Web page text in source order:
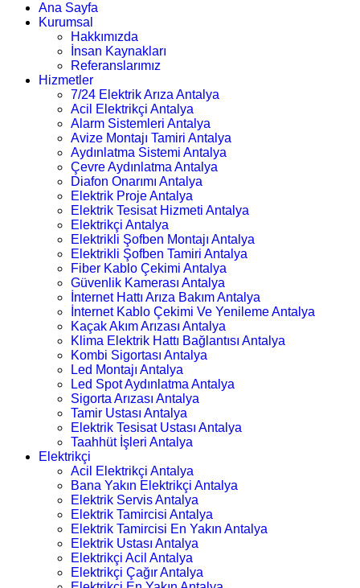
Ana Sayfa
Kurumsal
Hakkımızda
İnsan Kaynakları
Referanslarımız
Hizmetler
7/24 Elektrik Arıza Antalya
Acil Elektrikçi Antalya
Alarm Sistemleri Antalya
Avize Montajı Tamiri Antalya
Aydınlatma Sistemi Antalya
Çevre Aydınlatma Antalya
Diafon Onarımı Antalya
Elektrik Proje Antalya
Elektrik Tesisat Hizmeti Antalya
Elektrikçi Antalya
Elektrikli Şofben Montajı Antalya
Elektrikli Şofben Tamiri Antalya
Fiber Kablo Çekimi Antalya
Güvenlik Kamerası Antalya
İnternet Hattı Arıza Bakım Antalya
İnternet Kablo Çekimi Ve Yenileme Antalya
Kaçak Akım Arızası Antalya
Klima Elektrik Hattı Bağlantısı Antalya
Kombi Sigortası Antalya
Led Montajı Antalya
Led Spot Aydınlatma Antalya
Sigorta Arızası Antalya
Tamir Ustası Antalya
Elektrik Tesisat Ustası Antalya
Taahhüt İşleri Antalya
Elektrikçi
Acil Elektrikçi Antalya
Bana Yakın Elektrikçi Antalya
Elektrik Servis Antalya
Elektrik Tamircisi Antalya
Elektrik Tamircisi En Yakın Antalya
Elektrik Ustası Antalya
Elektrikçi Acil Antalya
Elektrikçi Çağır Antalya